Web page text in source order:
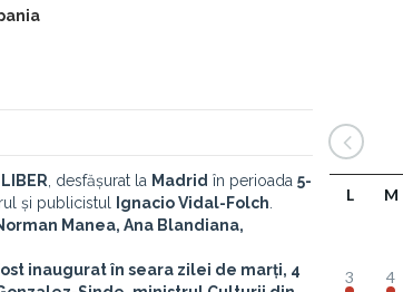
, desfășurat la Madrid în perioada 5-
și publicistul Ignacio Vidal-Folch
Manea, Ana Blandiana,
inaugurat în seara zilei de marți, 4
L M
3 4